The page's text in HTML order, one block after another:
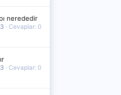
nerededir
Cevaplar: 0
Cevaplar: 0